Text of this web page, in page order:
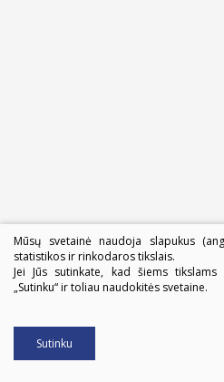
Mūsų svetainė naudoja slapukus
statistikos ir rinkodaros tikslais.
Jei Jūs sutinkate, kad šiems
„Sutinku“ ir toliau naudokitės svetaine.
Sutinku